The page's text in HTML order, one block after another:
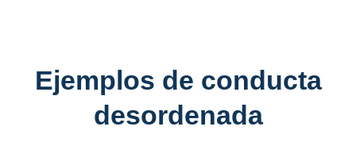
Ejemplos de conducta
desordenada